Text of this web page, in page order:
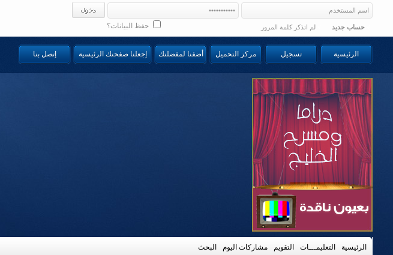
حفظ البيانات؟ حساب جديد لم اتذكر كلمة المرور
الرئيسية تسجيل مركز التحميل أضفنا لمفضلتك إجعلنا صفحتك الرئيسية إتصل بنا
الرئيسية التعليمـــات التقويم مشاركات اليوم البحث